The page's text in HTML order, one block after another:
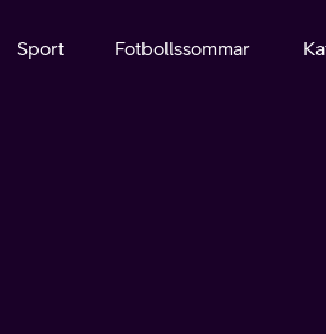
Sport Fotbollssommar